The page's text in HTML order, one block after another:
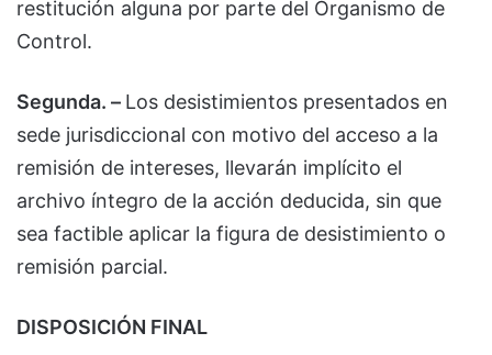
restitución alguna por parte del Organismo de
Control.
Segunda. – Los desistimientos presentados en
sede jurisdiccional con motivo del acceso a la
remisión de intereses, llevarán implícito el
archivo íntegro de la acción deducida, sin que
sea factible aplicar la figura de desistimiento o
remisión parcial.
DISPOSICIÓN FINAL